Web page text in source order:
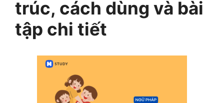
trúc, cách dùng và bài
tập chi tiết